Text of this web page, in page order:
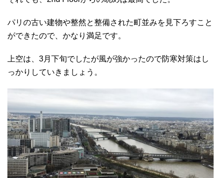
パリの古い建物や整然と整備された町並みを見下ろすこと
ができたので、かなり満足です。
上空は、3月下旬でしたが風が強かったので防寒対策はし
っかりしていきましょう。